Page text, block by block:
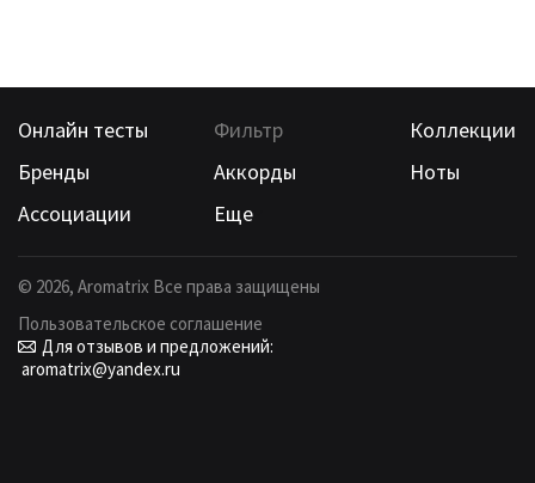
Онлайн тесты Фильтр
Коллекции
Бренды
Аккорды
Ноты
Ассоциации
Еще
© 2026, Aromatrix Все права защищены
Пользовательское соглашение
Для отзывов и предложений:
aromatrix@yandex.ru